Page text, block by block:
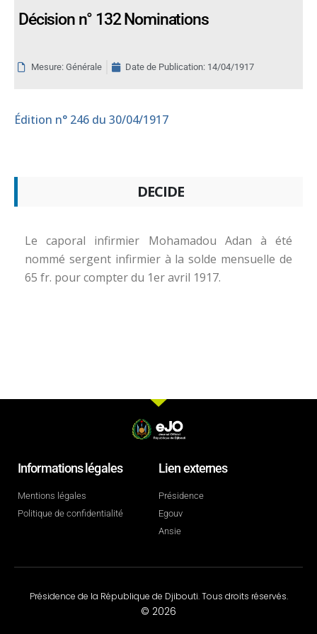
Décision n° 132 Nominations
Mesure: Générale Date de Publication: 14/04/1917
Édition n° 246 du 30/04/1917
DECIDE
Le caporal infirmier Mohamadou Adan à été
nommé sergent infirmier à la solde mensuelle de
65 fr. pour compter du 1er avril 1917.
Informations légales
Mentions légales
Politique de confidentialité
Lien externes
Présidence
Egouv
Ansie
Présidence de la République de Djibouti. Tous droits réservés.
© 2026